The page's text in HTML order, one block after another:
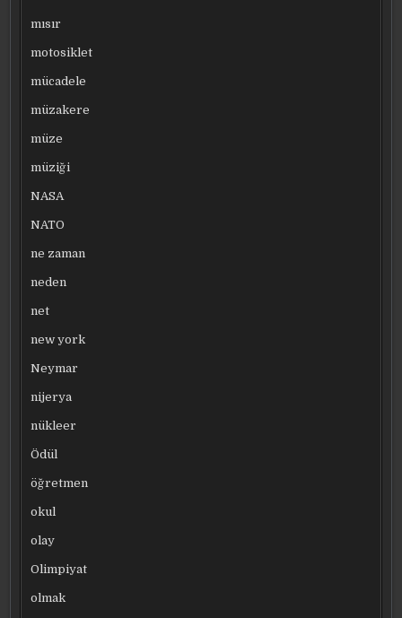
mısır
motosiklet
mücadele
müzakere
müze
müziği
NASA
NATO
ne zaman
neden
net
new york
Neymar
nijerya
nükleer
Ödül
öğretmen
okul
olay
Olimpiyat
olmak